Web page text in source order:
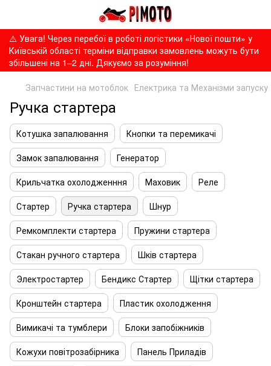
⚠️ Увага! Через перебої в роботі логістики «Нової пошти» у
Київській області терміни відправки замовлень можуть бути
збільшені на 1–2 дні. Дякуємо за розуміння!
Запчастини на мотоблок Електрика та Механізми запуску
Ручка стартера
Котушка запалювання
Кнопки та перемикачі
Замок запалювання
Генератор
Крильчатка охолодженння
Маховик
Реле
Стартер
Ручка стартера
Шнур
Ремкомплекти стартера
Пружини стартера
Стакан ручного стартера
Шків стартера
Электростартер
Бендикс Стартер
Щітки стартера
Кронштейн стартера
Пластик охолодження
Вимикачі та тумблери
Блоки запобіжників
Кожухи повітрозабірника
Панель Приладів